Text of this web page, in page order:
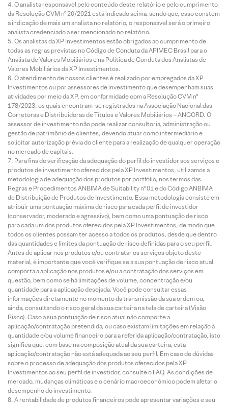
O analista responsável pelo conteúdo deste relatório e pelo cumprimento
da Resolução CVM nº 20/2021 está indicado acima, sendo que, caso constem
a indicação de mais um analista no relatório, o responsável será o primeiro
analista credenciado a ser mencionado no relatório.
Os analistas da XP Investimentos estão obrigados ao cumprimento de
todas as regras previstas no Código de Conduta da APIMEC Brasil para o
Analista de Valores Mobiliários e na Política de Conduta dos Analistas de
Valores Mobiliários da XP Investimentos.
O atendimento de nossos clientes é realizado por empregados da XP
Investimentos ou por assessores de investimento que desempenham suas
atividades por meio da XP, em conformidade com a Resolução CVM nº
178/2023, os quais encontram-se registrados na Associação Nacional das
Corretoras e Distribuidoras de Títulos e Valores Mobiliários – ANCORD. O
assessor de investimento não pode realizar consultoria, administração ou
gestão de patrimônio de clientes, devendo atuar como intermediário e
solicitar autorização prévia do cliente para a realização de qualquer operação
no mercado de capitais.
Para fins de verificação da adequação do perfil do investidor aos serviços e
produtos de investimento oferecidos pela XP Investimentos, utilizamos a
metodologia de adequação dos produtos por portfólio, nos termos das
Regras e Procedimentos ANBIMA de Suitability nº 01 e do Código ANBIMA
de Distribuição de Produtos de Investimento. Essa metodologia consiste em
atribuir uma pontuação máxima de risco para cada perfil de investidor
(conservador, moderado e agressivo), bem como uma pontuação de risco
para cada um dos produtos oferecidos pela XP Investimentos, de modo que
todos os clientes possam ter acesso a todos os produtos, desde que dentro
das quantidades e limites da pontuação de risco definidas para o seu perfil.
Antes de aplicar nos produtos e/ou contratar os serviços objeto deste
material, é importante que você verifique se a sua pontuação de risco atual
comporta a aplicação nos produtos e/ou a contratação dos serviços em
questão, bem como se há limitações de volume, concentração e/ou
quantidade para a aplicação desejada. Você pode consultar essas
informações diretamente no momento da transmissão da sua ordem ou,
ainda, consultando o risco geral da sua carteira na tela de carteira (Visão
Risco). Caso a sua pontuação de risco atual não comporte a
aplicação/contratação pretendida, ou caso existam limitações em relação à
quantidade e/ou volume financeiro para a referida aplicação/contratação, isto
significa que, com base na composição atual da sua carteira, esta
aplicação/contratação não está adequada ao seu perfil. Em caso de dúvidas
sobre o processo de adequação dos produtos oferecidos pela XP
Investimentos ao seu perfil de investidor, consulte o FAQ. As condições de
mercado, mudanças climáticas e o cenário macroeconômico podem afetar o
desempenho do investimento.
A rentabilidade de produtos financeiros pode apresentar variações e seu